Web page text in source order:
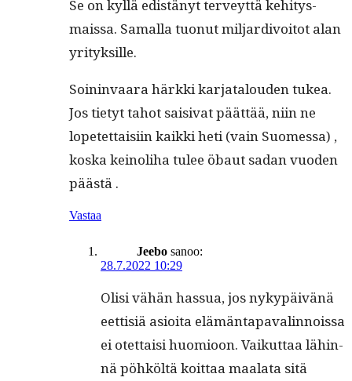
Se on kyl­lä edis­tänyt ter­veyt­tä kehi­tys­
mais­sa. Samal­la tuonut mil­jar­di­voitot alan
yrityksille.
Soin­in­vaara härk­ki kar­jat­alouden tukea.
Jos tietyt tahot saisi­vat päät­tää, niin ne
lopetet­taisi­in kaik­ki heti (vain Suomes­sa) ,
kos­ka keino­li­ha tulee öbaut sadan vuo­den
päästä .
Vastaa
Jeebo sanoo:
28.7.2022 10:29
Olisi vähän has­sua, jos nykypäivänä
eet­tisiä asioi­ta elämän­ta­pavalin­nois­sa
ei otet­taisi huomioon. Vaikut­taa lähin­
nä pöhköltä koit­taa maala­ta sitä